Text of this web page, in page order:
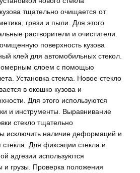
тщательно очищается от
грязи и пыли. Для этого
растворители и очистители.
поверхность кузова
клей для автомобильных стекол.
слоем с помощью
Установка стекла. Новое стекло
в окошко кузова и
Для этого используются
и инструменты. Выравнивание
стекло тщательно
исключить наличие деформаций и
Для фиксации стекла и
адгезии используются
грузы. Проверка положения